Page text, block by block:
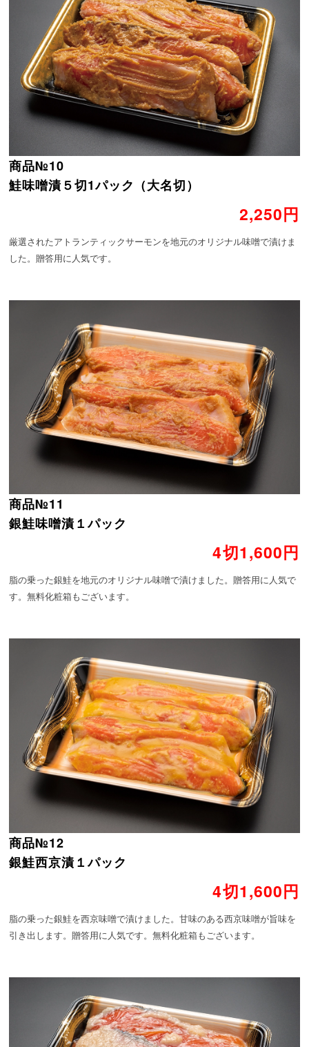
商品№10
鮭味噌漬５切1パック（大名切）
2,250円
厳選されたアトランティックサーモンを地元のオリジナル味噌で漬けま
した。贈答用に人気です。
商品№11
銀鮭味噌漬１パック
4切1,600円
脂の乗った銀鮭を地元のオリジナル味噌で漬けました。贈答用に人気で
す。無料化粧箱もございます。
商品№12
銀鮭西京漬１パック
4切1,600円
脂の乗った銀鮭を西京味噌で漬けました。甘味のある西京味噌が旨味を
引き出します。贈答用に人気です。無料化粧箱もございます。